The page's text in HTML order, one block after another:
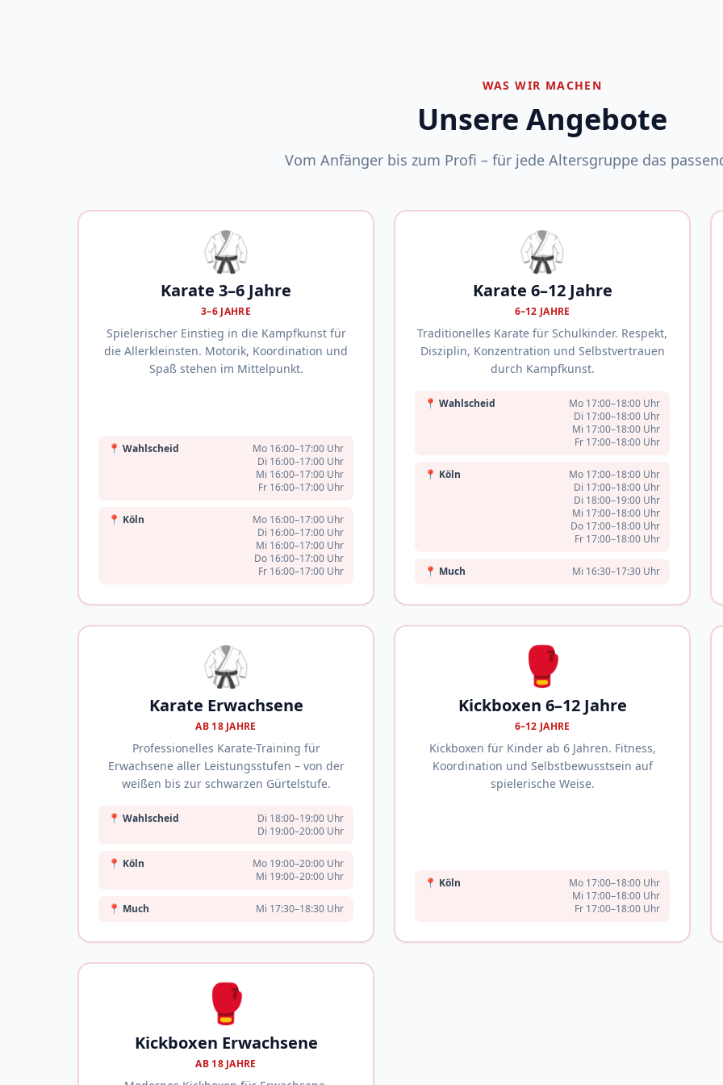
WAS WIR MACHEN
Unsere Angebote
Vom Anfänger bis zum Profi – für jede Altersgruppe das
🥋
Karate 3–6 Jahre
3–6 JAHRE
Spielerischer Einstieg in die Kampfkunst für
die Allerkleinsten. Motorik, Koordination und
Spaß stehen im Mittelpunkt.
📍 Wahlscheid
Mo 16:00–17:00 Uhr
Di 16:00–17:00 Uhr
Mi 16:00–17:00 Uhr
Fr 16:00–17:00 Uhr
📍 Köln
Mo 16:00–17:00 Uhr
Di 16:00–17:00 Uhr
Mi 16:00–17:00 Uhr
Do 16:00–17:00 Uhr
Fr 16:00–17:00 Uhr
🥋
Karate 6–12 Jahre
6–12 JAHRE
Traditionelles Karate für Schulkinder. Respekt,
Disziplin, Konzentration und Selbstvertrauen
durch Kampfkunst.
📍 Wahlscheid
Mo 17:00–18:00 Uhr
Di 17:00–18:00 Uhr
Mi 17:00–18:00 Uhr
Fr 17:00–18:00 Uhr
📍 Köln
Mo 17:00–18:00 Uhr
Di 17:00–18:00 Uhr
Di 18:00–19:00 Uhr
Mi 17:00–18:00 Uhr
Do 17:00–18:00 Uhr
Fr 17:00–18:00 Uhr
📍 Much Mi 16:30–17:30 Uhr
🥋
Karate Erwachsene
AB 18 JAHRE
Professionelles Karate-Training für
Erwachsene aller Leistungsstufen – von der
weißen bis zur schwarzen Gürtelstufe.
📍 Wahlscheid
Di 18:00–19:00 Uhr
Di 19:00–20:00 Uhr
📍 Köln
Mo 19:00–20:00 Uhr
Mi 19:00–20:00 Uhr
📍 Much Mi 17:30–18:30 Uhr
🥊
Kickboxen 6–12 Jahre
6–12 JAHRE
Kickboxen für Kinder ab 6 Jahren. Fitness,
Koordination und Selbstbewusstsein auf
spielerische Weise.
📍 Köln
Mo 17:00–18:00 Uhr
Mi 17:00–18:00 Uhr
Fr 17:00–18:00 Uhr
🥊
Kickboxen Erwachsene
AB 18 JAHRE